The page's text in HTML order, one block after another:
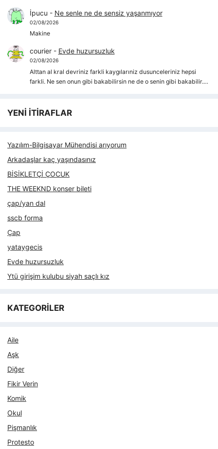
İpucu - Ne senle ne de sensiz yaşanmıyor
02/08/2026
Makine
courier- Evde huzursuzluk
02/08/2026
Alttan al kral devriniz farkli kaygılarıniz dusunceleriniz hepsi
farkli. Ne sen onun gibi bakabilirsin ne de o senin gibi bakabilir.…
YENİ İTİRAFLAR
Yazılım-Bilgisayar Mühendisi arıyorum
Arkadaşlar kaç yaşındasınız
BİSİKLETÇİ ÇOCUK
THE WEEKND konser bileti
çap/yan dal
sscb forma
Çap
yataygecis
Evde huzursuzluk
Ytü girişim kulubu siyah saçlı kız
KATEGORİLER
Aile
Aşk
Diğer
Fikir Verin
Komik
Okul
Pişmanlık
Protesto